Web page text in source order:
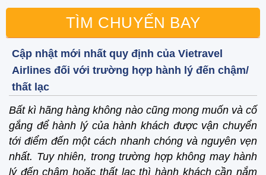
TÌM CHUYẾN BAY
Cập nhật mới nhất quy định của Vietravel
Airlines đối với trường hợp hành lý đến chậm/
thất lạc
Bất kì hãng hàng không nào cũng mong muốn và cố
gắng để hành lý của hành khách được vận chuyển
tới điểm đến một cách nhanh chóng và nguyên vẹn
nhất. Tuy nhiên, trong trường hợp không may hành
lý đến chậm hoặc thất lạc thì hành khách cần nắm